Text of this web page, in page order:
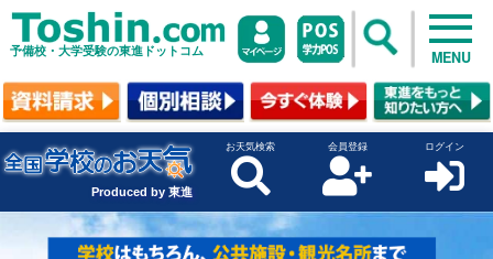
予備校・大学受験の東進ドットコム MENU
Produced by 東進
お天気検索 会員登録 ログイン